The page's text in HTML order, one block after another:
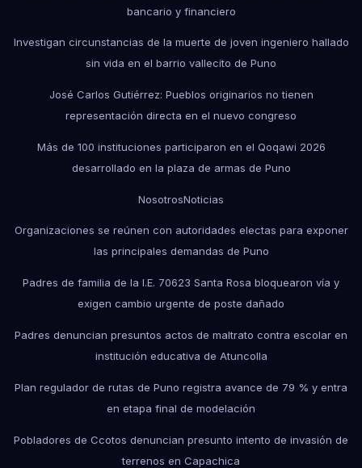
bancario y financiero
Investigan circunstancias de la muerte de joven ingeniero hallado
sin vida en el barrio vallecito de Puno
José Carlos Gutiérrez: Pueblos originarios no tienen
representación directa en el nuevo congreso
Más de 100 instituciones participaron en el Qoqawi 2026
desarrollado en la plaza de armas de Puno
NosotrosNoticias
Organizaciones se reúnen con autoridades electas para exponer
las principales demandas de Puno
Padres de familia de la I.E. 70623 Santa Rosa bloquearon vía y
exigen cambio urgente de poste dañado
Padres denuncian presuntos actos de maltrato contra escolar en
institución educativa de Atuncolla
Plan regulador de rutas de Puno registra avance de 79 % y entra
en etapa final de modelación
Pobladores de Ccotos denuncian presunto intento de invasión de
terrenos en Capachica